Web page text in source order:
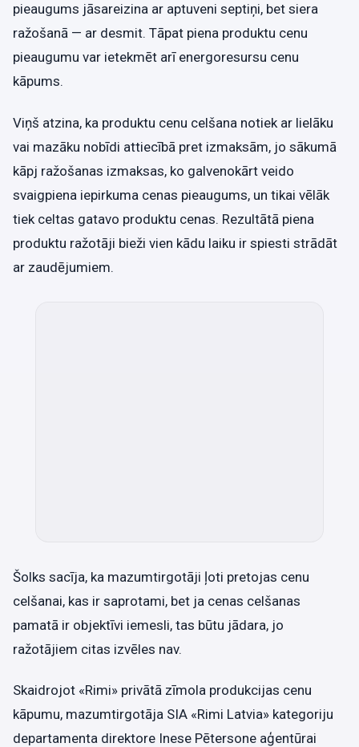
pieaugums jāsareizina ar aptuveni septiņi, bet siera
ražošanā — ar desmit. Tāpat piena produktu cenu
pieaugumu var ietekmēt arī energoresursu cenu
kāpums.
Viņš atzina, ka produktu cenu celšana notiek ar lielāku
vai mazāku nobīdi attiecībā pret izmaksām, jo sākumā
kāpj ražošanas izmaksas, ko galvenokārt veido
svaigpiena iepirkuma cenas pieaugums, un tikai vēlāk
tiek celtas gatavo produktu cenas. Rezultātā piena
produktu ražotāji bieži vien kādu laiku ir spiesti strādāt
ar zaudējumiem.
Šolks sacīja, ka mazumtirgotāji ļoti pretojas cenu
celšanai, kas ir saprotami, bet ja cenas celšanas
pamatā ir objektīvi iemesli, tas būtu jādara, jo
ražotājiem citas izvēles nav.
Skaidrojot «Rimi» privātā zīmola produkcijas cenu
kāpumu, mazumtirgotāja SIA «Rimi Latvia» kategoriju
departamenta direktore Inese Pētersone aģentūrai